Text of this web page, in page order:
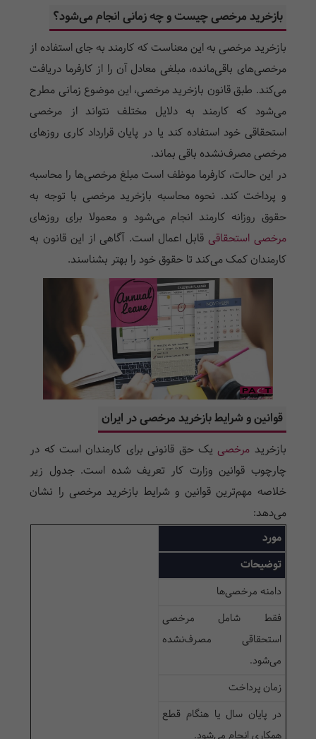
بازخرید مرخصی چیست و چه زمانی انجام می‌شود؟
بازخرید مرخصی به این معناست که کارمند به جای استفاده از
مرخصی‌های باقی‌مانده، مبلغی معادل آن را از کارفرما دریافت
می‌کند. طبق قانون بازخرید مرخصی، این موضوع زمانی مطرح
می‌شود که کارمند به دلایل مختلف نتواند از مرخصی
استحقاقی خود استفاده کند یا در پایان قرارداد کاری روزهای
مرخصی مصرف‌نشده باقی بماند.
در این حالت، کارفرما موظف است مبلغ مرخصی‌ها را محاسبه
و پرداخت کند. نحوه محاسبه بازخرید مرخصی با توجه به
حقوق روزانه کارمند انجام می‌شود و معمولا برای روزهای
مرخصی استحقاقی قابل اعمال است. آگاهی از این قانون به
کارمندان کمک می‌کند تا حقوق خود را بهتر بشناسند.
قوانین و شرایط بازخرید مرخصی در ایران
بازخرید مرخصی یک حق قانونی برای کارمندان است که در
چارچوب قوانین وزارت کار تعریف شده است. جدول زیر
خلاصه مهم‌ترین قوانین و شرایط بازخرید مرخصی را نشان
می‌دهد:
مورد
توضیحات
دامنه مرخصی‌ها
فقط شامل مرخصی
استحقاقی مصرف‌نشده
می‌شود.
زمان پرداخت
در پایان سال یا هنگام قطع
همکاری انجام می‌شود.